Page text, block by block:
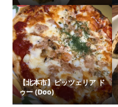
【北本市】ピッツェリア ド
ゥー (Doo)